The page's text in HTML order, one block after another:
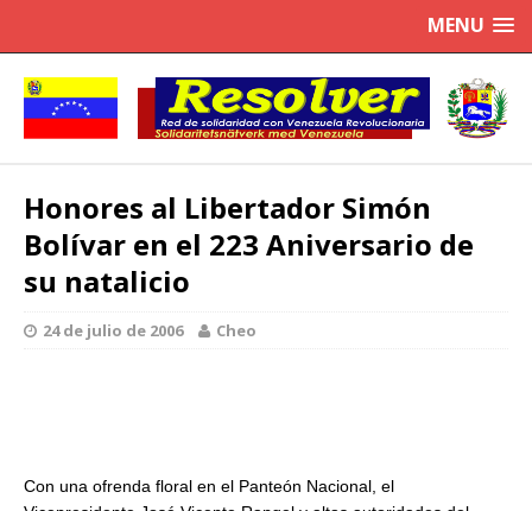
MENU
Honores al Libertador Simón
Bolívar en el 223 Aniversario de
su natalicio
24 de julio de 2006 Cheo
Con una ofrenda floral en el Panteón Nacional, el